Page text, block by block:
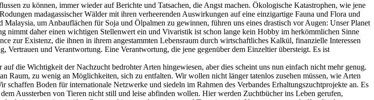
zu können, immer wieder auf Berichte und Tatsachen, die Angst machen. Ökologische Katastrophen, wie jene
madagassischer Wälder mit ihren verheerenden Auswirkungen auf eine einzigartige Fauna und Flora und
um Anbauflächen für Soja und Ölpalmen zu gewinnen, führen uns eines drastisch vor Augen: Unser Planet
nimmt daher einen wichtigen Stellenwert ein und Vivaristik ist schon lange kein Hobby im herkömmlichen Sinne
zur Existenz, die ihnen in ihrem angestammten Lebensraum durch wirtschaftliches Kalkül, finanzielle Interessen
und Verantwortung. Eine Verantwortung, die jene gegenüber dem Einzeltier übersteigt. Es ist
die Wichtigkeit der Nachzucht bedrohter Arten hingewiesen, aber dies scheint uns nun einfach nicht mehr genug.
Raum, zu wenig an Möglichkeiten, sich zu entfalten. Wir wollen nicht länger tatenlos zusehen müssen, wie Arten
Boden für internationale Netzwerke und siedeln im Rahmen des Verbandes Erhaltungszuchtprojekte an. Es
Aussterben von Tieren nicht still und leise abfinden wollen. Hier werden Zuchtbücher ins Leben gerufen,